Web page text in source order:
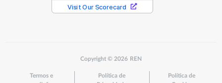
Copyright © 2026 REN
Termos e
Política de
Política de